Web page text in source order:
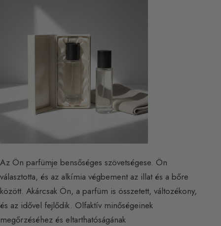
Az Ön parfümje bensőséges szövetségese. Ön
választotta, és az alkímia végbement az illat és a bőre
között. Akárcsak Ön, a parfüm is összetett, változékony,
és az idővel fejlődik. Olfaktív minőségeinek
megőrzéséhez és eltarthatóságának